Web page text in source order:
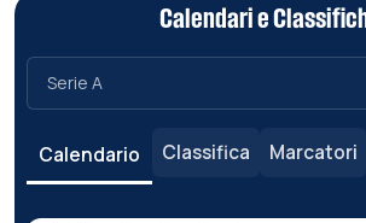
Calendari e
Calendario Classifica Marcatori